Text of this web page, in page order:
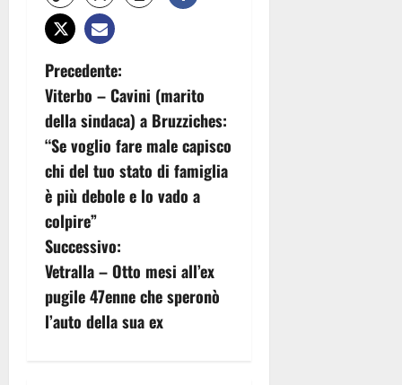
N
a
v
i
g
a
z
i
Precedente:
Viterbo – Cavini (marito
della sindaca) a Bruzziches:
“Se voglio fare male capisco
chi del tuo stato di famiglia
è più debole e lo vado a
colpire”
Successivo:
Vetralla – Otto mesi all’ex
pugile 47enne che speronò
l’auto della sua ex